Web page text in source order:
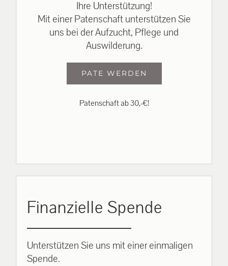
Ihre Unterstützung!
Mit einer Patenschaft unterstützen Sie
uns bei der Aufzucht, Pflege und
Auswilderung.
PATE WERDEN
Patenschaft ab 30,-€!
Finanzielle Spende
Unterstützen Sie uns mit einer einmaligen
Spende.